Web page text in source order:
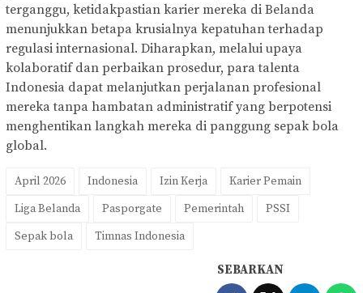
terganggu, ketidakpastian karier mereka di Belanda
menunjukkan betapa krusialnya kepatuhan terhadap
regulasi internasional. Diharapkan, melalui upaya
kolaboratif dan perbaikan prosedur, para talenta
Indonesia dapat melanjutkan perjalanan profesional
mereka tanpa hambatan administratif yang berpotensi
menghentikan langkah mereka di panggung sepak bola
global.
April 2026 Indonesia Izin Kerja
Karier Pemain
Liga Belanda
Pasporgate Pemerintah
PSSI
Sepak bola
Timnas Indonesia
SEBARKAN